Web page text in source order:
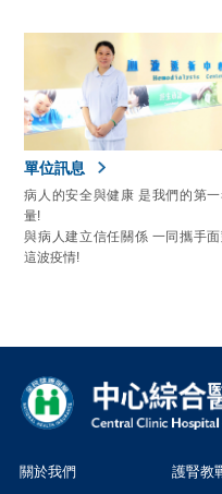
單位訊息
病人的安全與健康 是我們的第
量!
與病人建立信任關係 一同攜手
這波疫情!
關於我們 護腎教